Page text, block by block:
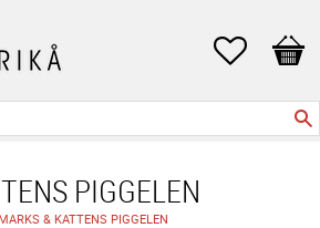
Favoriter
PIGGELEN
MARKS & KATTENS PIGGELEN